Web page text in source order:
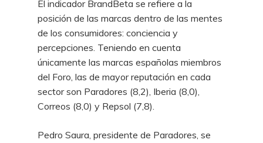
El indicador BrandBeta se refiere a la
posición de las marcas dentro de las mentes
de los consumidores: conciencia y
percepciones. Teniendo en cuenta
únicamente las marcas españolas miembros
del Foro, las de mayor reputación en cada
sector son Paradores (8,2), Iberia (8,0),
Correos (8,0) y Repsol (7,8).
Pedro Saura, presidente de Paradores, se